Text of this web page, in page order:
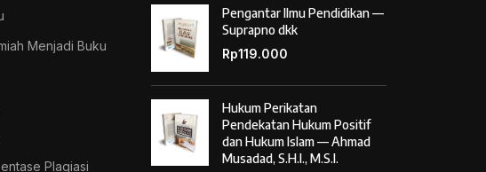
Menjadi Buku
Plagiasi
Pengantar Ilmu Pendidikan —
Suprapno dkk
Rp119.000
Hukum Perikatan
Pendekatan Hukum Positif
dan Hukum Islam — Ahmad
Musadad, S.H.I., M.S.I.